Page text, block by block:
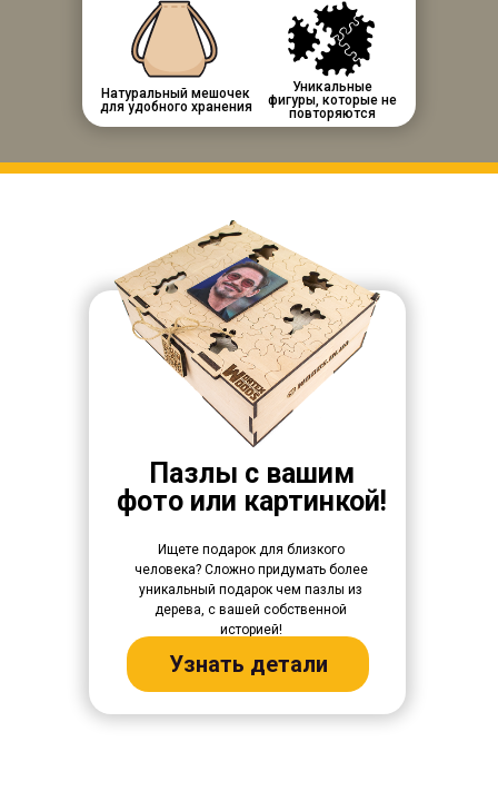
Уникальные
фигуры, которые не
повторяются
Натуральный мешочек
для удобного хранения
Пазлы с вашим
фото или картинкой!
Ищете подарок для близкого
человека? Сложно придумать более
уникальный подарок чем пазлы из
дерева, с вашей собственной
историей!
Узнать детали